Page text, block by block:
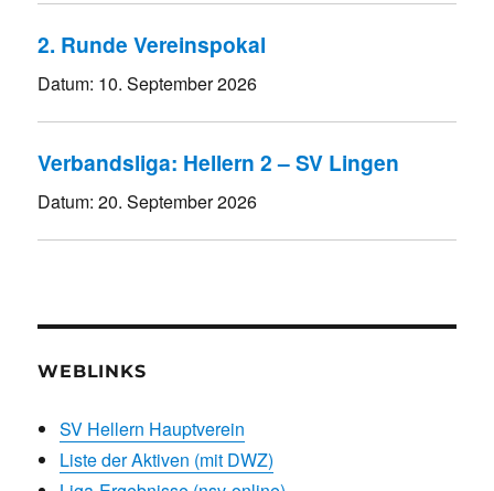
2. Runde Vereinspokal
Datum: 10. September 2026
Verbandsliga: Hellern 2 – SV Lingen
Datum:20. September 2026
WEBLINKS
SV Hellern Hauptverein
Liste der Aktiven (mit DWZ)